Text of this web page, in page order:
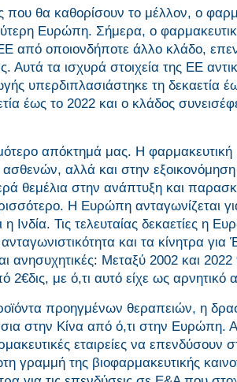
που θα καθορίσουν το μέλλον, ο
Ευρώπη. Σήμερα, ο
ΕΕ από οποιονδήποτε άλλο κλάδο,
Αυτά τα ισχυρά στοιχεία της ΕΕ
υπερδιπλασιάστηκε τη δεκαετία
έως το 2022 και ο κλάδος
απόκτημά μας. Η
αλλά και στην
θεμέλια στην ανάπτυξη και
Η Ευρώπη ανταγωνίζεται
Ινδία. Τις τελευταίας δεκαετίες η
και τα κίνητρα
ανησυχητικές: Μεταξύ 2002 και
2€δις, με ό,τι αυτό είχε ως
προηγμένων θεραπειών, η
στην Κίνα από ό,τι στην Ευρώπη.
εταιρείες να
γραμμή της βιοφαρμακευτικής